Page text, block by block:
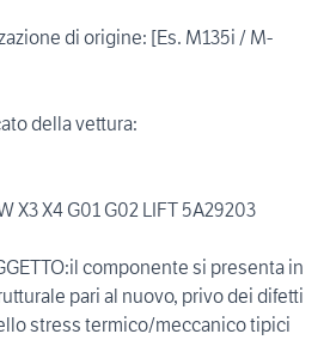
di origine: [Es. M135i / M-
della vettura:
X3 X4 G01 G02 LIFT 5A29203
componente si presenta in
pari al nuovo, privo dei difetti
stress termico/meccanico tipici